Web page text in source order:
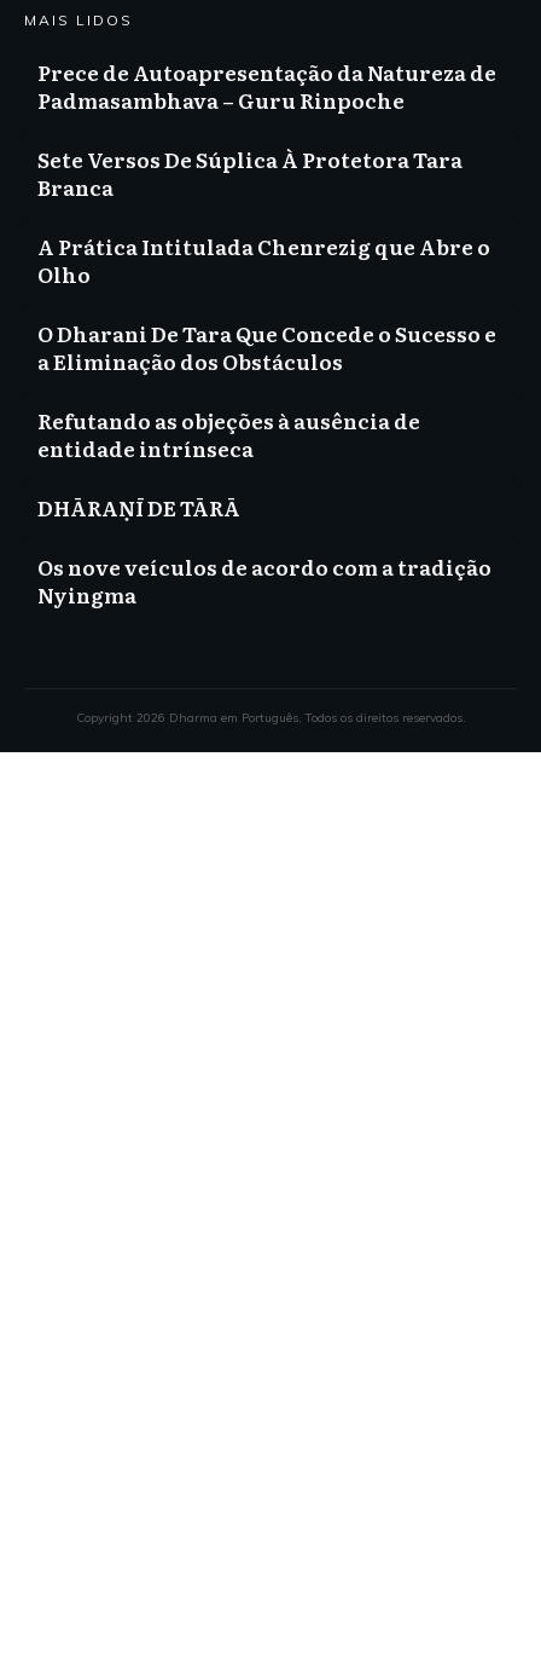
MAIS LIDOS
Prece de Autoapresentação da Natureza de
Padmasambhava – Guru Rinpoche
Sete Versos De Súplica À Protetora Tara
Branca
A Prática Intitulada Chenrezig que Abre o
Olho
O Dharani De Tara Que Concede o Sucesso e
a Eliminação dos Obstáculos
Refutando as objeções à ausência de
entidade intrínseca
DHĀRAṆĪ DE TĀRĀ
Os nove veículos de acordo com a tradição
Nyingma
Copyright 2026 Dharma em Português, Todos os direitos reservados.